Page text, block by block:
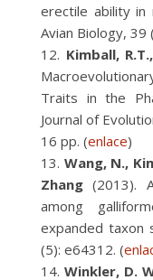
erectile ability in
Avian Biology, 39
Kimball,
Traits in the
Journal of
16 pp. (enlace)
Wang, N.,
Zhang (2013).
among
expanded taxon
(5): e64312. (
Winkler, D.